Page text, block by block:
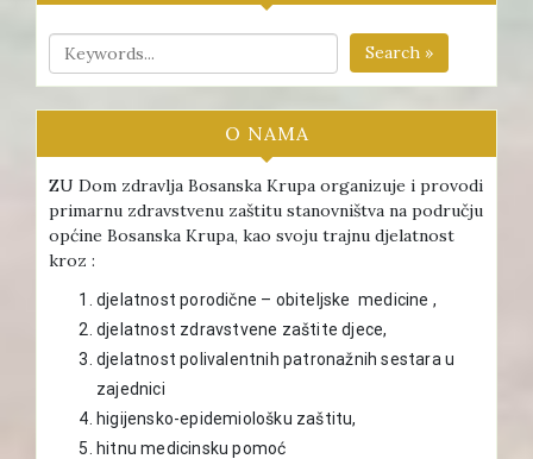
Search »
O NAMA
ZU Dom zdravlja Bosanska Krupa organizuje i provodi
primarnu zdravstvenu zaštitu stanovništva na području
općine Bosanska Krupa, kao svoju trajnu djelatnost
kroz :
djelatnost porodične – obiteljske medicine ,
djelatnost zdravstvene zaštite djece,
djelatnost polivalentnih patronažnih sestara u
zajednici
higijensko-epidemiološku zaštitu,
hitnu medicinsku pomoć